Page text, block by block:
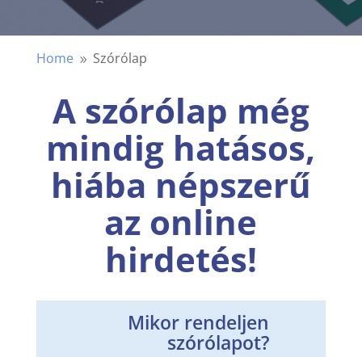
Home 9 Szórólap
A szórólap még
mindig hatásos,
hiába népszerű
az online
hirdetés!
Mikor rendeljen
szórólapot?